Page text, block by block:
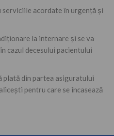
serviciile acordate în urgență și
la internare şi se va
cazul decesului pacientului
plată din partea asiguratului
pentru care se încasează